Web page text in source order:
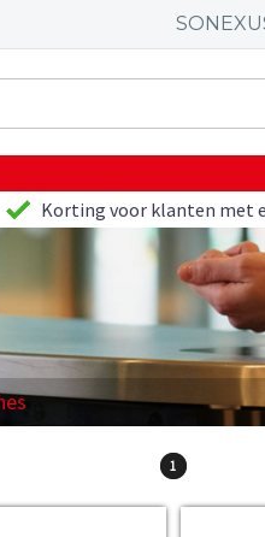
Korting voor klanten met
1